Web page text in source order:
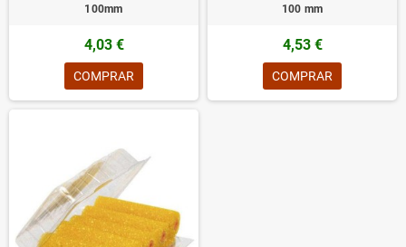
100mm
4,03 €
COMPRAR
100 mm
4,53 €
COMPRAR